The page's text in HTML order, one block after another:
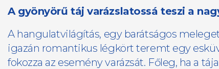
​A gyönyörű táj varázslatossá teszi a
A hangulatvilágítás, egy barátságos
igazán romantikus légkört teremt egy
fokozza az esemény varázsát. Főleg, ha a